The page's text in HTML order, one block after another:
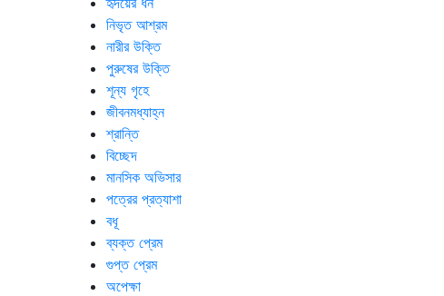
নিভৃত আশ্রম
নারীর উক্তি
পুরুষের উক্তি
শূন্য গৃহে
জীবনমধ্যাহ্ন
শ্রান্তি
বিচ্ছেদ
মানসিক অভিসার
পত্রের প্রত্যাশা
বধূ
ব্যক্ত প্রেম
গুপ্ত প্রেম
অপেক্ষা